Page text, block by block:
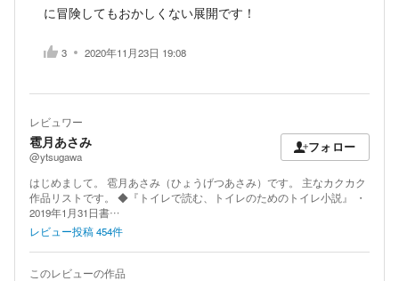
に冒険してもおかしくない展開です！
3 2020年11月23日 19:08
レビュワー
雹月あさみ
@ytsugawa
フォロー
はじめまして。 雹月あさみ（ひょうげつあさみ）です。 主なカクカク
作品リストです。 ◆『トイレで読む、トイレのためのトイレ小説』 ・
2019年1月31日書…
レビュー投稿454件
このレビューの作品